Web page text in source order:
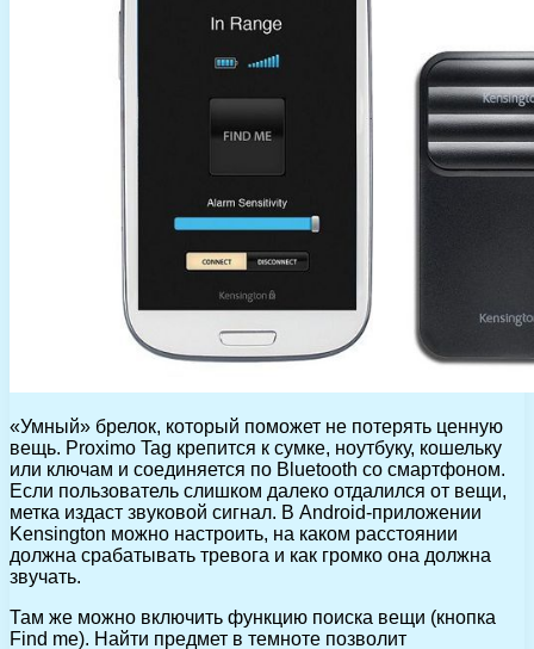
«Умный» брелок, который поможет не потерять ценную
вещь. Proximo Tag крепится к сумке, ноутбуку, кошельку
или ключам и соединяется по Bluetooth со смартфоном.
Если пользователь слишком далеко отдалился от вещи,
метка издаст звуковой сигнал. В Android-приложении
Kensington можно настроить, на каком расстоянии
должна срабатывать тревога и как громко она должна
звучать.
Там же можно включить функцию поиска вещи (кнопка
Find me). Найти предмет в темноте позволит